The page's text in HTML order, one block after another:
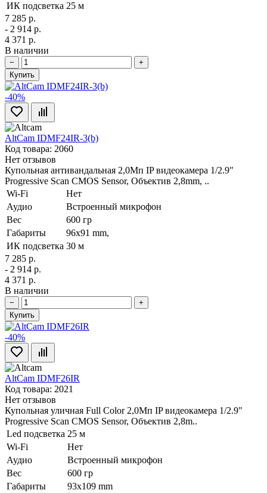
ИК подсветка 25 м
7 285 р.
- 2 914 р.
4 371 р.
В наличии
−
+
Купить
-40%
AltCam IDMF24IR-3(b)
Код товара: 2060
Нет отзывов
Купольная антивандальная 2,0Мп IP видеокамера 1/2.9"
Progressive Scan CMOS Sensor, Объектив 2,8mm, ..
Wi-Fi
Нет
Аудио
Встроенный микрофон
Вес
600 гр
Габариты
96х91 mm,
ИК подсветка 30 м
7 285 р.
- 2 914 р.
4 371 р.
В наличии
−
+
Купить
-40%
AltCam IDMF26IR
Код товара: 2021
Нет отзывов
Купольная уличная Full Color 2,0Мп IP видеокамера 1/2.9"
Progressive Scan CMOS Sensor, Объектив 2,8m..
Led подсветка 25 м
Wi-Fi
Нет
Аудио
Встроенный микрофон
Вес
600 гр
Габариты
93х109 mm